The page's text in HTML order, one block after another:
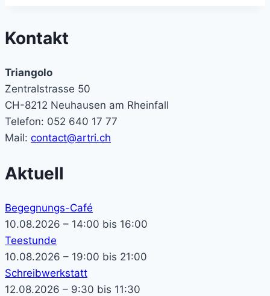
Kontakt
Triangolo
Zentralstrasse 50
CH-8212 Neuhausen am Rheinfall
Telefon: 052 640 17 77
Mail: contact@artri.ch
Aktuell
Begegnungs-Café
10.08.2026 – 14:00 bis 16:00
Teestunde
10.08.2026 – 19:00 bis 21:00
Schreibwerkstatt
12.08.2026 – 9:30 bis 11:30